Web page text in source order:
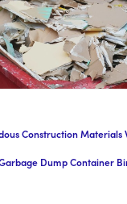
Construction Materials
Dump Container